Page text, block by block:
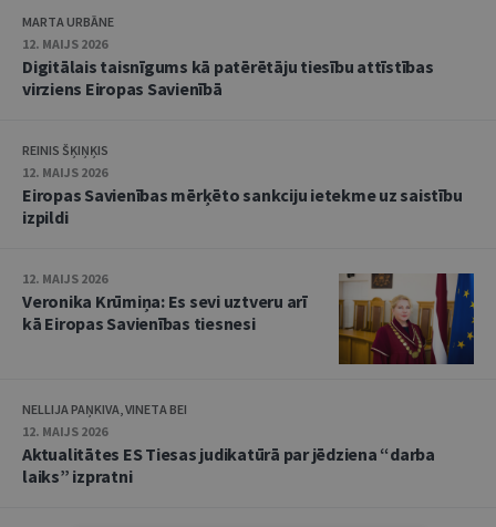
MARTA URBĀNE
12. MAIJS 2026
Digitālais taisnīgums kā patērētāju tiesību attīstības
virziens Eiropas Savienībā
REINIS ŠĶIŅĶIS
12. MAIJS 2026
Eiropas Savienības mērķēto sankciju ietekme uz saistību
izpildi
12. MAIJS 2026
Veronika Krūmiņa: Es sevi uztveru arī
kā Eiropas Savienības tiesnesi
NELLIJA PAŅKIVA, VINETA BEI
12. MAIJS 2026
Aktualitātes ES Tiesas judikatūrā par jēdziena “darba
laiks” izpratni